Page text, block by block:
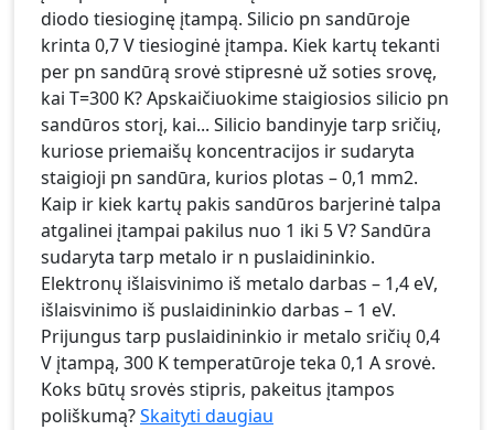
diodo tiesioginę įtampą. Silicio pn sandūroje
krinta 0,7 V tiesioginė įtampa. Kiek kartų tekanti
per pn sandūrą srovė stipresnė už soties srovę,
kai T=300 K? Apskaičiuokime staigiosios silicio pn
sandūros storį, kai... Silicio bandinyje tarp sričių,
kuriose priemaišų koncentracijos ir sudaryta
staigioji pn sandūra, kurios plotas – 0,1 mm2.
Kaip ir kiek kartų pakis sandūros barjerinė talpa
atgalinei įtampai pakilus nuo 1 iki 5 V? Sandūra
sudaryta tarp metalo ir n puslaidininkio.
Elektronų išlaisvinimo iš metalo darbas – 1,4 eV,
išlaisvinimo iš puslaidininkio darbas – 1 eV.
Prijungus tarp puslaidininkio ir metalo sričių 0,4
V įtampą, 300 K temperatūroje teka 0,1 A srovė.
Koks būtų srovės stipris, pakeitus įtampos
poliškumą?Skaityti daugiau